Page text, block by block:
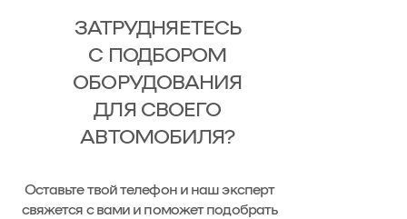
ЗАТРУДНЯЕТЕСЬ
С ПОДБОРОМ
ОБОРУДОВАНИЯ
ДЛЯ СВОЕГО
АВТОМОБИЛЯ?
Оставьте твой телефон и наш эксперт
свяжется с вами и поможет подобрать